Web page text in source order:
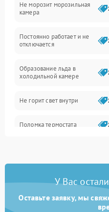
Дренаж
Не морозит морозильная
камера
Постоянно работает и не
отключается
Образование льда в
холодильной камере
Не горит свет внутри
Поломка термостата
Образование конденсата
У Вас
Оставьте заявку, мы